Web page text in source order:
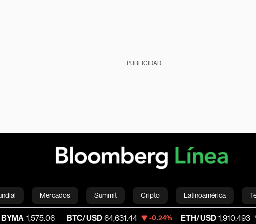
PUBLICIDAD
Mercados Summit Cripto Latinoamérica
Green Economía Estilo de vida Mundo Videos
BTC/USD 64,631.44 -0.24% ETH/USD 1,910.493 -0.28%